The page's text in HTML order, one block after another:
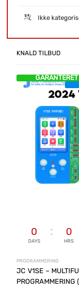
Ikke
KNALD TILBUD
0
DAYS
0
HRS
PROGRAMMERING
JC V1SE –